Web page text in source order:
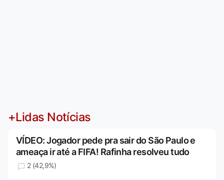
+Lidas Notícias
VÍDEO: Jogador pede pra sair do São Paulo e
ameaça ir até a FIFA! Rafinha resolveu tudo
2 (42,9%)